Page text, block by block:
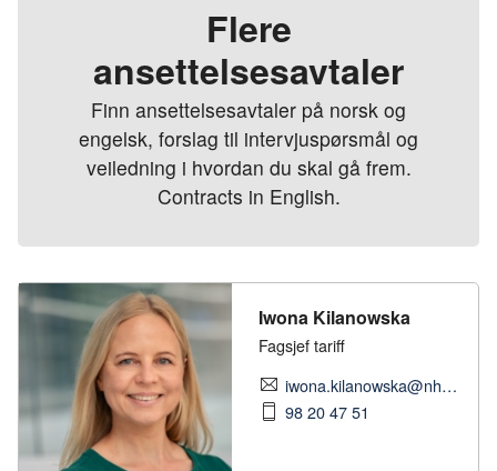
Flere
ansettelsesavtaler
Finn ansettelsesavtaler på norsk og
engelsk, forslag til intervjuspørsmål og
veiledning i hvordan du skal gå frem.
Contracts in English.
Iwona Kilanowska
Fagsjef tariff
iwona.kilanowska@nhobyggenaringen.no
98 20 47 51